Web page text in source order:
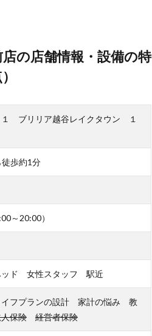
の店舗情報・設備の特
１ ブリリア越谷レイクタウン １
徒歩約1分
～20:00）
ド 女性スタッフ 駅近
フプランの設計 家計の悩み 教
保険 経営者保険